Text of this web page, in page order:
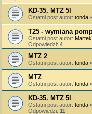
KD-35. MTZ 5l
Ostatni post autor: tonda
T25 - wymiana
Ostatni post autor: Martek
Odpowiedzi: 4
MTZ 2
Ostatni post autor: tonda
MTZ
Ostatni post autor: tonda
KD-35. MTZ 5l
Ostatni post autor: tonda
Odpowiedzi: 11